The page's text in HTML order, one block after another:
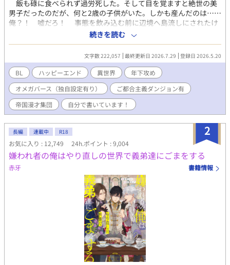
飯も碌に食べられず過労死した。そして目を覚ますと絶世の美
男子だったのだが、何と2歳の子供がいた。しかも産んだのは……
俺？！ 嘘だろ！ 事態を飲み込む前に辺境へ島流しにされたけ
れど、今度こそ努力が身を結び、美味しいご飯を食べられる生活
を送るんだ！ そんな悠々自適快適スローライフ辺境生活に暗雲
が立ち込める。え？ 息子がやらかした？ どういうことな
の？！ 皇帝陛下に呼び出しを食らっちゃったよー！ ドラゴン
ステーキを食べられないじゃないか！ 皇帝陛下×美貌のオメガに
入り込んだおじさんのR18BLとなります。タグの確認をお願い致
します！ 以上で完結となります。長い間お読みいただきありが
とうございます。 何かの機会があれば番外編の追加など考えてお
ります(*'ω'*) その時は楽しんでいただけると幸いです。
続きを読む
文字数 222,057 最終更新日 2026.7.29 登録日 2026.5.20
BL ハッピーエンド 異世界
年下攻め
オメガバース（独自設定有り）
ご都合主義ダンジョン有
帝国漫才集団
自分で書いています！
2
長編 連載中 R18
お気に入り : 12,749 24h.ポイント : 9,004
嫌われ者の俺はやり直しの世界で義弟達にごまをする
赤牙 書籍情報